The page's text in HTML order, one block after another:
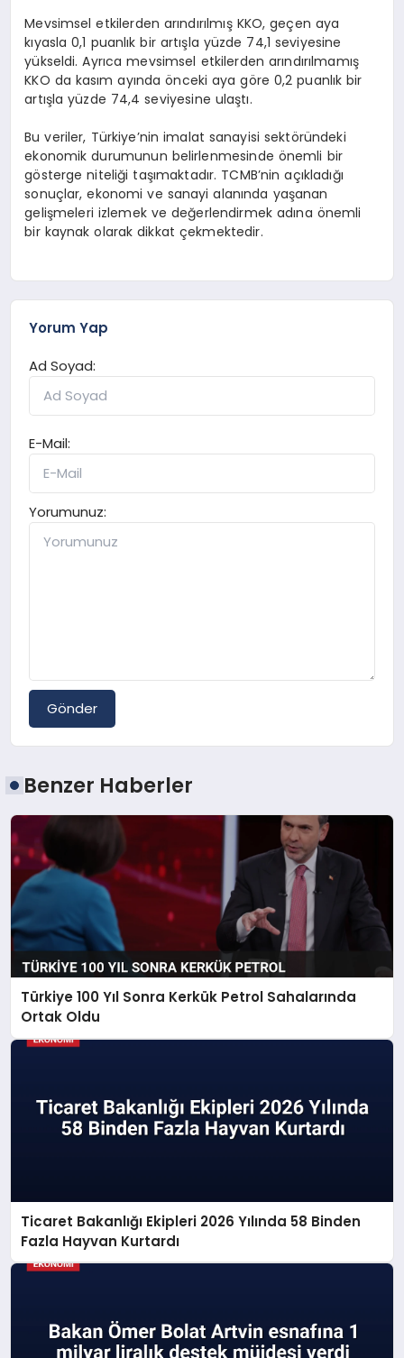
Mevsimsel etkilerden arındırılmış KKO, geçen aya
kıyasla 0,1 puanlık bir artışla yüzde 74,1 seviyesine
yükseldi. Ayrıca mevsimsel etkilerden arındırılmamış
KKO da kasım ayında önceki aya göre 0,2 puanlık bir
artışla yüzde 74,4 seviyesine ulaştı.
Bu veriler, Türkiye’nin imalat sanayisi sektöründeki
ekonomik durumunun belirlenmesinde önemli bir
gösterge niteliği taşımaktadır. TCMB’nin açıkladığı
sonuçlar, ekonomi ve sanayi alanında yaşanan
gelişmeleri izlemek ve değerlendirmek adına önemli
bir kaynak olarak dikkat çekmektedir.
Yorum Yap
Ad Soyad:
E-Mail:
Yorumunuz:
Gönder
Benzer Haberler
Türkiye 100 Yıl Sonra Kerkük Petrol Sahalarında
Ortak Oldu
Ticaret Bakanlığı Ekipleri 2026 Yılında 58 Binden
Fazla Hayvan Kurtardı